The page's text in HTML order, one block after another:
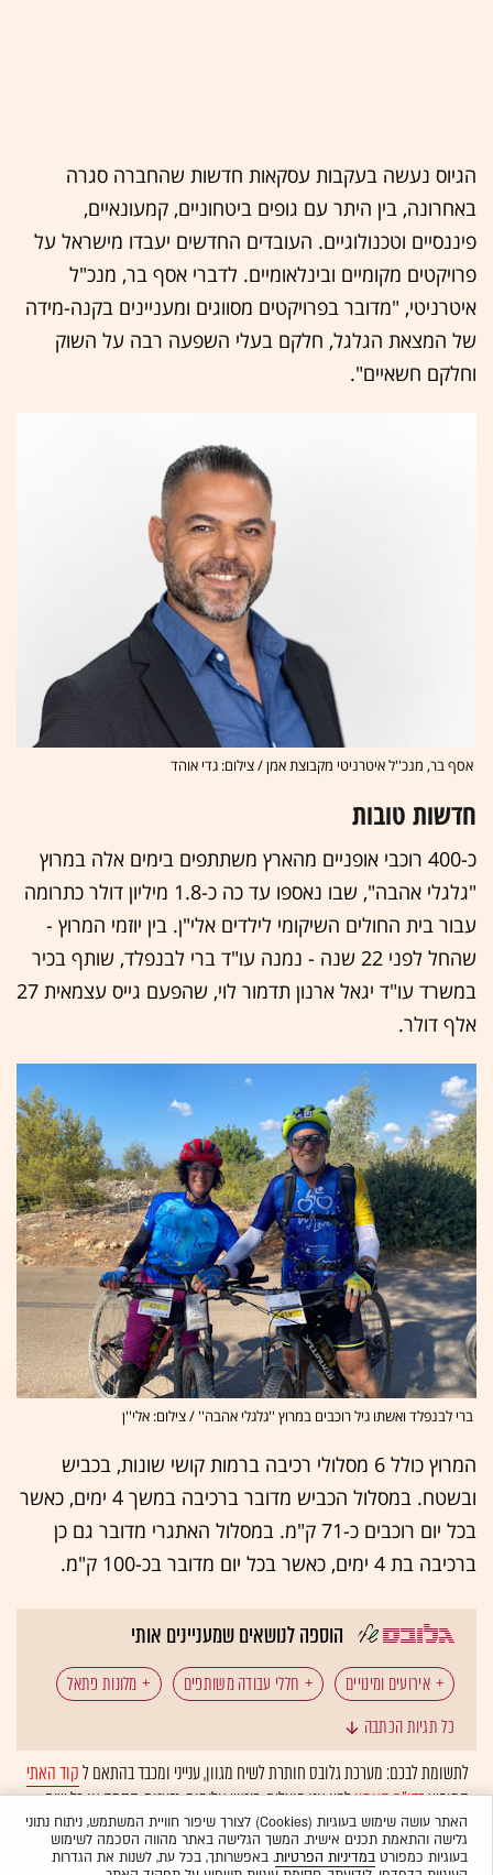
הגיוס נעשה בעקבות עסקאות חדשות שהחברה סגרה
באחרונה, בין היתר עם גופים ביטחוניים, קמעונאיים,
פיננסיים וטכנולוגיים. העובדים החדשים יעבדו מישראל על
פרויקטים מקומיים ובינלאומיים. לדברי אסף בר, מנכ"ל
איטרניטי, "מדובר בפרויקטים מסווגים ומעניינים בקנה-מידה
של המצאת הגלגל, חלקם בעלי השפעה רבה על השוק
וחלקם חשאיים".
אסף בר, מנכ''ל איטרניטי מקבוצת אמן / צילום: גדי אוהד
חדשות טובות
כ-400 רוכבי אופניים מהארץ משתתפים בימים אלה במרוץ
"גלגלי אהבה", שבו נאספו עד כה כ-1.8 מיליון דולר כתרומה
עבור בית החולים השיקומי לילדים אלי"ן. בין יוזמי המרוץ -
שהחל לפני 22 שנה - נמנה עו"ד ברי לבנפלד, שותף בכיר
במשרד עו"ד יגאל ארנון תדמור לוי, שהפעם גייס עצמאית 27
אלף דולר.
ברי לבנפלד ואשתו גיל רוכבים במרוץ ''גלגלי אהבה'' / צילום: אלי''ן
המרוץ כולל 6 מסלולי רכיבה ברמות קושי שונות, בכביש
ובשטח. במסלול הכביש מדובר ברכיבה במשך 4 ימים, כאשר
בכל יום רוכבים כ-71 ק"מ. במסלול האתגרי מדובר גם כן
ברכיבה בת 4 ימים, כאשר בכל יום מדובר בכ-100 ק"מ.
הוספה לנושאים שמעניינים אותי
אירועים ומינויים חללי עבודה משותפים מלונות פתאל
כל תגיות הכתבה
לתשומת לבכם: מערכת גלובס חותרת לשיח מגוון, ענייני ומכבד בהתאם לקוד האתי
המופיעבדו"ח האמוןלפיו אנו פועלים. ביטויי אלימות, גזענות, הסתה או כל שיח
בלתי הולם אחר מסוננים בצורהאוטומטיתולא יפורסמו באתר.
האתר עושה שימוש בעוגיות (Cookies) לצורך שיפור חוויית המשתמש, ניתוח נתוני
גלישה והתאמת תכנים אישית. המשך הגלישה באתר מהווה הסכמה לשימוש
בעוגיות כמפורטבמדיניות הפרטיות. באפשרותך, בכל עת, לשנות את הגדרות